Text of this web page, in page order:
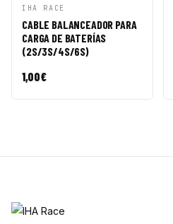
VISTA
RÁPIDA
CESTA
IHA RACE
CABLE BALANCEADOR PARA
CARGA DE BATERÍAS
(2S/3S/4S/6S)
1,00€